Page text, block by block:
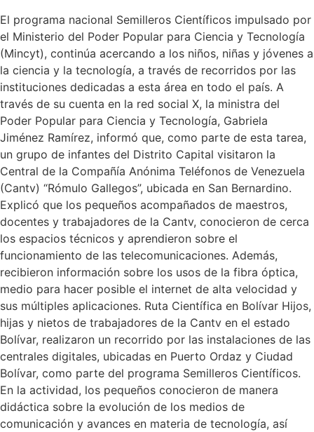
El programa nacional Semilleros Científicos impulsado por
el Ministerio del Poder Popular para Ciencia y Tecnología
(Mincyt), continúa acercando a los niños, niñas y jóvenes a
la ciencia y la tecnología, a través de recorridos por las
instituciones dedicadas a esta área en todo el país. A
través de su cuenta en la red social X, la ministra del
Poder Popular para Ciencia y Tecnología, Gabriela
Jiménez Ramírez, informó que, como parte de esta tarea,
un grupo de infantes del Distrito Capital visitaron la
Central de la Compañía Anónima Teléfonos de Venezuela
(Cantv) “Rómulo Gallegos”, ubicada en San Bernardino.
Explicó que los pequeños acompañados de maestros,
docentes y trabajadores de la Cantv, conocieron de cerca
los espacios técnicos y aprendieron sobre el
funcionamiento de las telecomunicaciones. Además,
recibieron información sobre los usos de la fibra óptica,
medio para hacer posible el internet de alta velocidad y
sus múltiples aplicaciones. Ruta Científica en Bolívar Hijos,
hijas y nietos de trabajadores de la Cantv en el estado
Bolívar, realizaron un recorrido por las instalaciones de las
centrales digitales, ubicadas en Puerto Ordaz y Ciudad
Bolívar, como parte del programa Semilleros Científicos.
En la actividad, los pequeños conocieron de manera
didáctica sobre la evolución de los medios de
comunicación y avances en materia de tecnología, así